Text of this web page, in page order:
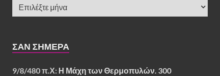
ΣΑΝ ΣΉΜΕΡΑ
9/8/480 π.Χ: Η Μάχη των Θερμοπυλών. 300